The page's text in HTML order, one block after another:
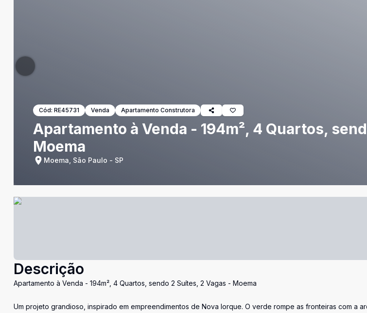
Cód: RE45731 Venda Apartamento Construtora
Apartamento à Venda - 194m², 4 Quartos,
Moema
Moema, São Paulo - SP
Descrição
Apartamento à Venda - 194m², 4 Quartos, sendo 2 Suítes, 2 Vagas - Moema
Um projeto grandioso, inspirado em empreendimentos de Nova Iorque. O verde rompe as fronteiras com a